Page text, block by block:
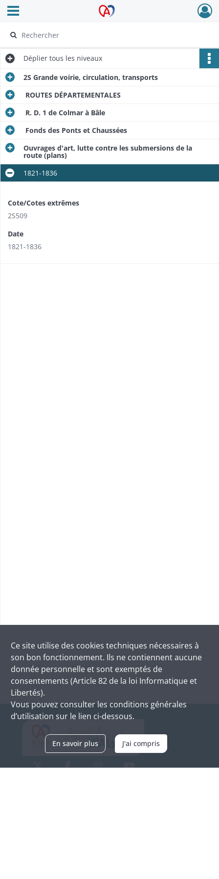
Archives Alsace - Colmar
Ouvrir le menu déroulant
Déplier tous les niveaux
2S Grande voirie, circulation, transports
ROUTES DÉPARTEMENTALES
R. D. 1 de Colmar à Bâle
Fonds des Ponts et Chaussées
Ouvrages d'art, lutte contre les submersions de la
route (plans)
1821-1836
Cote/Cotes extrêmes
2S509
Date
1821-1836
Ce site utilise des cookies techniques nécessaires à
son bon fonctionnement. Ils ne contiennent aucune
donnée personnelle et sont exemptés de
consentements (Article 82 de la loi Informatique et
Libertés).
Vous pouvez consulter les conditions générales
d’utilisation sur le lien ci-dessous.
En savoir plus J'ai compris